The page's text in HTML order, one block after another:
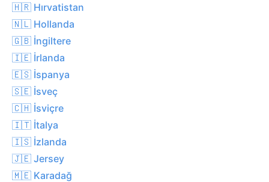
🇭🇷 Hırvatistan
🇳🇱 Hollanda
🇬🇧 İngiltere
🇮🇪 İrlanda
🇪🇸 İspanya
🇸🇪 İsveç
🇨🇭 İsviçre
🇮🇹 İtalya
🇮🇸 İzlanda
🇯🇪 Jersey
🇲🇪 Karadağ